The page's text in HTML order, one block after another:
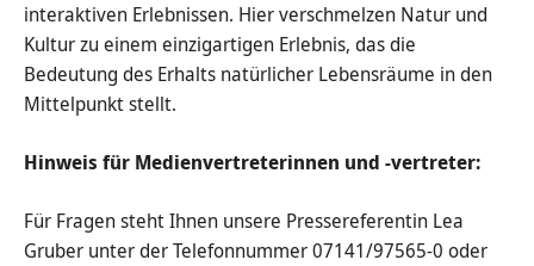
interaktiven Erlebnissen. Hier verschmelzen Natur und
Kultur zu einem einzigartigen Erlebnis, das die
Bedeutung des Erhalts natürlicher Lebensräume in den
Mittelpunkt stellt.
Hinweis für Medienvertreterinnen und -vertreter:
Für Fragen steht Ihnen unsere Pressereferentin Lea
Gruber unter der Telefonnummer 07141/97565-0 oder